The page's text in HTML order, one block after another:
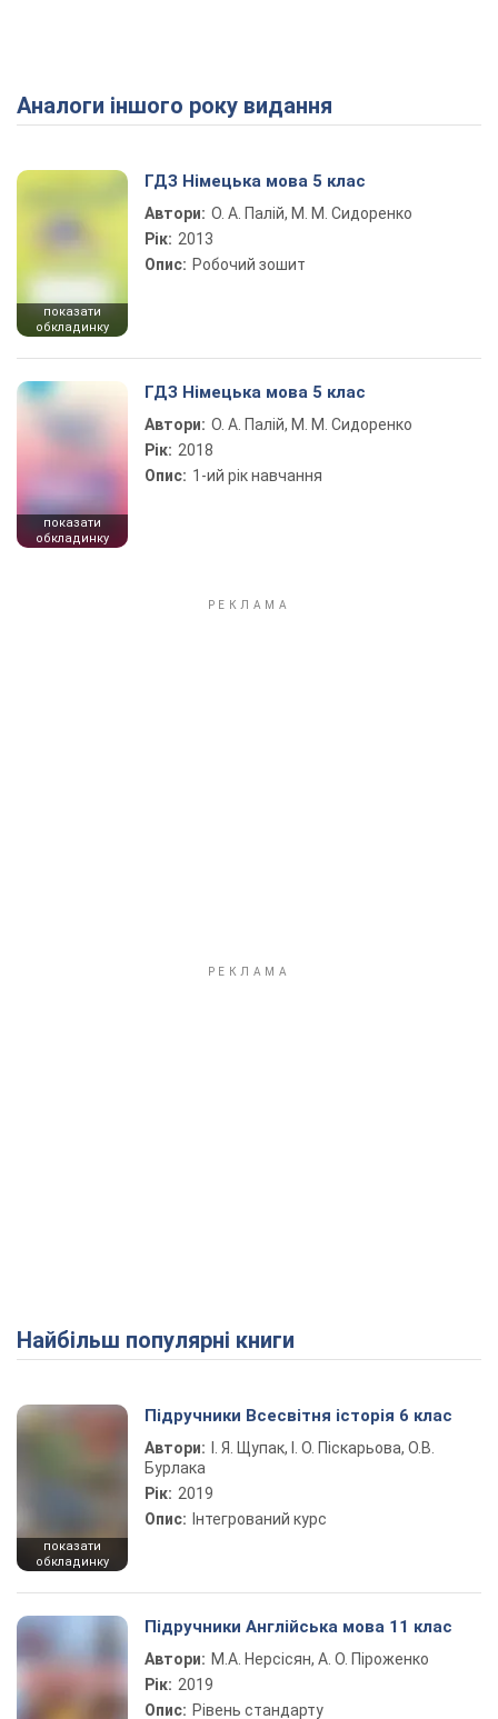
Play Video
Аналоги іншого року видання
показати
обкладинку
ГДЗ Німецька мова 5 клас
Автори: О. А. Палій, М. М. Сидоренко
Рік: 2013
Опис: Робочий зошит
показати
обкладинку
ГДЗ Німецька мова 5 клас
Автори: О. А. Палій, М. М. Сидоренко
Рік: 2018
Опис: 1-ий рік навчання
Найбільш популярні книги
показати
обкладинку
Підручники Всесвітня історія 6 клас
Автори:
І. Я. Щупак, І. О. Піскарьова, О.В.
Бурлака
Рік: 2019
Опис: Інтегрований курс
Підручники Англійська мова 11 клас
Автори: М.А. Нерсісян, А. О. Піроженко
Рік: 2019
Опис: Рівень стандарту